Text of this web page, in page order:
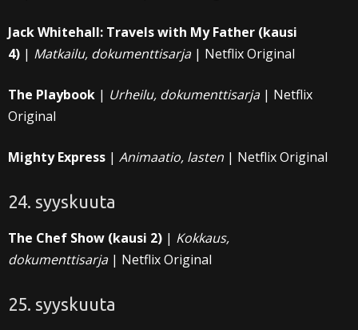
Jack Whitehall: Travels with My Father (kausi
4) | Matkailu, dokumenttisarja| Netflix Original
The Playbook | Urheilu, dokumenttisarja| Netflix
Original
Mighty Express | Animaatio, lasten | Netflix Original
24. syyskuuta
The Chef Show (kausi 2) | Kokkaus,
dokumenttisarja| Netflix Original
25. syyskuuta